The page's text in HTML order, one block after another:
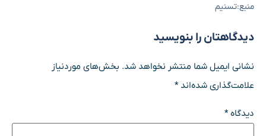
منبع:تسنیم
دیدگاهتان را بنویسید
نشانی ایمیل شما منتشر نخواهد شد. بخش‌های موردنیاز
علامت‌گذاری شده‌اند*
دیدگاه*